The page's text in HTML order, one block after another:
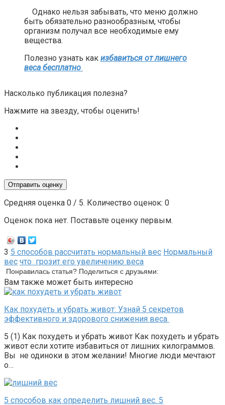
Однако нельзя забывать, что меню должно
быть обязательно разнообразным, чтобы
организм получал все необходимые ему
вещества.
Полезно узнать как избавиться от лишнего
веса бесплатно
Насколько публикация полезна?
Нажмите на звезду, чтобы оценить!
Отправить оценку
Средняя оценка 0 / 5. Количество оценок: 0
Оценок пока нет. Поставьте оценку первым.
3 5 способов рассчитать нормальный вес Нормальный
вес что грозит его увеличению веса
Понравилась статья? Поделиться с друзьями:
Вам также может быть интересно
Как похудеть и убрать живот: Узнай 5 секретов
эффективного и здорового снижения веса
5 (1) Как похудеть и убрать живот Как похудеть и убрать
живот если хотите избавиться от лишних килограммов.
Вы не одиноки в этом желании! Многие люди мечтают
о…
5 способов как определить лишний вес. 5